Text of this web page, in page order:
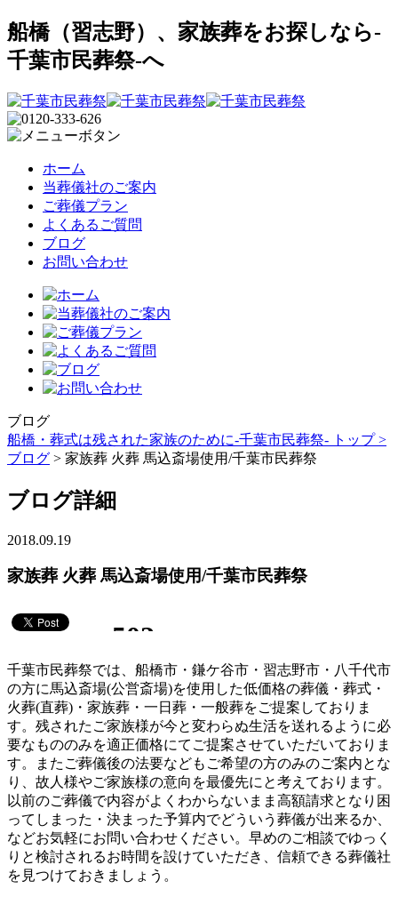
船橋（習志野）、家族葬をお探しなら-
千葉市民葬祭-へ
ホーム
当葬儀社のご案内
ご葬儀プラン
よくあるご質問
ブログ
お問い合わせ
ブログ
船橋・葬式は残された家族のために-千葉市民葬祭- トップ >
ブログ > 家族葬 火葬 馬込斎場使用/千葉市民葬祭
ブログ詳細
2018.09.19
家族葬 火葬 馬込斎場使用/千葉市民葬祭
千葉市民葬祭では、船橋市・鎌ケ谷市・習志野市・八千代市
の方に馬込斎場(公営斎場)を使用した低価格の葬儀・葬式・
火葬(直葬)・家族葬・一日葬・一般葬をご提案しておりま
す。残されたご家族様が今と変わらぬ生活を送れるように必
要なもののみを適正価格にてご提案させていただいておりま
す。またご葬儀後の法要などもご希望の方のみのご案内とな
り、故人様やご家族様の意向を最優先にと考えております。
以前のご葬儀で内容がよくわからないまま高額請求となり困
ってしまった・決まった予算内でどういう葬儀が出来るか、
などお気軽にお問い合わせください。早めのご相談でゆっく
りと検討されるお時間を設けていただき、信頼できる葬儀社
を見つけておきましょう。